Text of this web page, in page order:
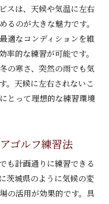
ルフ茨城の選び方
スは、天候や気温に左右
るのが大きな魅力です。
適なコンディションを維
的な練習が可能です。
の寒さ、突然の雨でも気
。天候に左右されないこ
とって理想的な練習環境
ゴルフ練習法
も計画通りに練習できる
茨城県のように気候の変
の活用が効果的です。具